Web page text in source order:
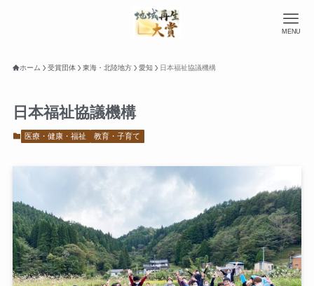
MENU
ホーム 受賞団体 東海・北陸地方 愛知 日本福祉協議機構
日本福祉協議機構
医療・健康・福祉 教育・子育て